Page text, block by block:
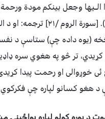
الــیها وجعل بینکم مودة
لقوم یتفکرون)). [سورة
(یوه داده چې) ستاسې د
کړیدي، تر څو په هغوي سره
خوږوالی او رحمت پیدا
هغو کسانو لپاره چې